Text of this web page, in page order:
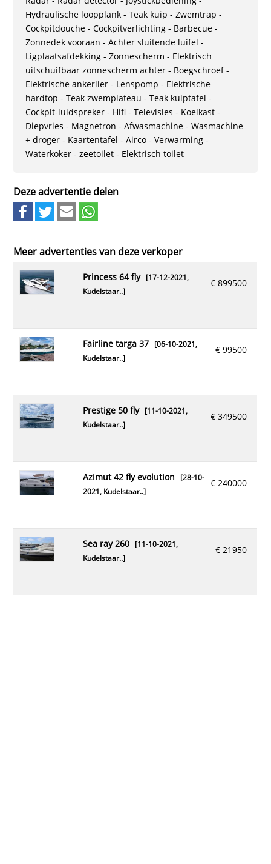
Hydraulische loopplank - Teak kuip - Zwemtrap -
Cockpitdouche - Cockpitverlichting - Barbecue -
Zonnedek vooraan - Achter sluitende luifel -
Ligplaatsafdekking - Zonnescherm - Elektrisch
uitschuifbaar zonnescherm achter - Boegschroef -
Elektrische ankerlier - Lenspomp - Elektrische
hardtop - Teak zwemplateau - Teak kuiptafel -
Cockpit-luidspreker - Hifi - Televisies - Koelkast -
Diepvries - Magnetron - Afwasmachine - Wasmachine
+ droger - Kaartentafel - Airco - Verwarming -
Waterkoker - zeetoilet - Elektrisch toilet
Deze advertentie delen
Meer advertenties van deze verkoper
€ 899500
princess 64 fly[17-12-2021,
Kudelstaar..]
€ 99500
fairline targa 37[06-10-2021,
Kudelstaar..]
€ 349500
prestige 50 fly[11-10-2021,
Kudelstaar..]
€ 240000
azimut 42 fly evolution [28-10-
2021, Kudelstaar..]
€ 21950
sea ray 260[11-10-2021,
Kudelstaar..]